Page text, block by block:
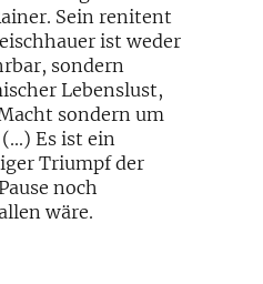
Sein renitent
ist weder
sondern
Lebenslust,
sondern um
Es ist ein
Triumpf der
noch
wäre.